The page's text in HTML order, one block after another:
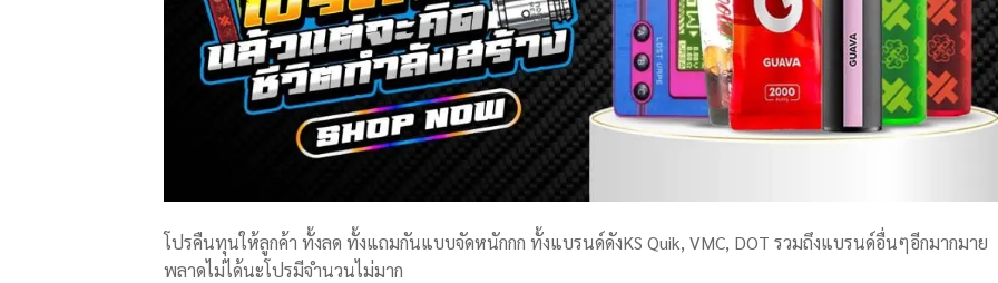
โปรคืนทุนให้ลูกค้า ทั้งลด ทั้งแถมกันแบบจัดหนักกก ทั้งแบรนด์ดังKS Quik, VMC, DOT รวมถึงแบรนด์อื่นๆอีกมากมาย
พลาดไม่ได้นะโปรมีจำนวนไม่มาก